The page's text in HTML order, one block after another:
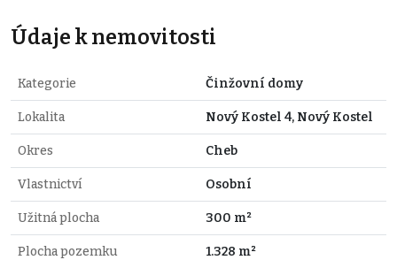
Údaje k nemovitosti
Kategorie Činžovní domy
Lokalita Nový Kostel 4, Nový Kostel
Okres Cheb
Vlastnictví Osobní
Užitná plocha 300 m²
Plocha pozemku 1.328 m²